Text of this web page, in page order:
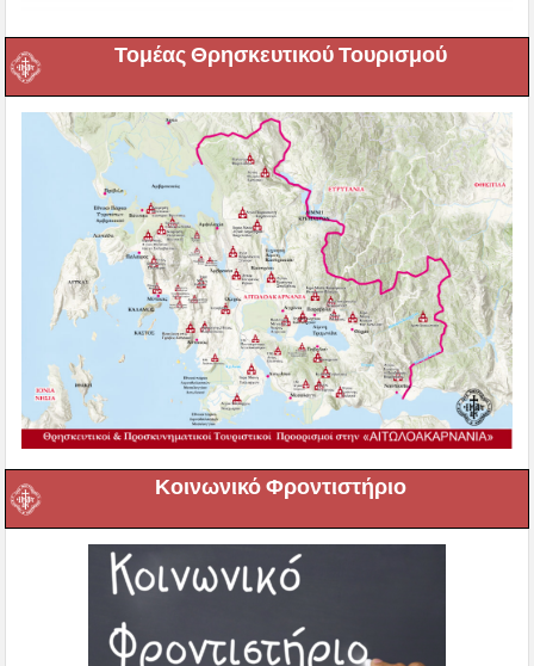
Τομέας Θρησκευτικού Τουρισμού
Κοινωνικό Φροντιστήριο